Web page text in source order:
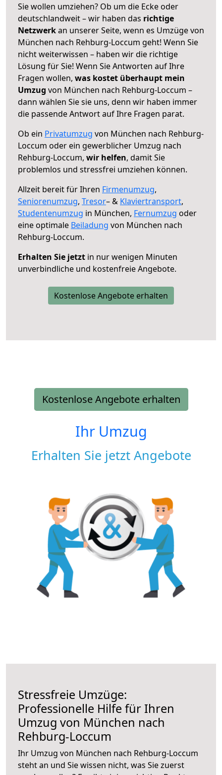
Sie wollen umziehen? Ob um die Ecke oder
deutschlandweit – wir haben das richtige
Netzwerkan unserer Seite, wenn es Umzüge von
München nach Rehburg-Loccum geht! Wenn Sie
nicht weiterwissen – haben wir die richtige
Lösung für Sie! Wenn Sie Antworten auf Ihre
Fragen wollen, was kostet überhaupt mein
Umzug von München nach Rehburg-Loccum –
dann wählen Sie sie uns, denn wir haben immer
die passende Antwort auf Ihre Fragen parat.
Ob ein Privatumzug von München nach Rehburg-
Loccum oder ein gewerblicher Umzug nach
Rehburg-Loccum, wir helfen, damit Sie
problemlos und stressfrei umziehen können.
Allzeit bereit für Ihren Firmenumzug,
Seniorenumzug, Tresor– & Klaviertransport,
Studentenumzug in München, Fernumzug oder
eine optimale Beiladung von München nach
Rehburg-Loccum.
Erhalten Sie jetzt in nur wenigen Minuten
unverbindliche und kostenfreie Angebote.
Kostenlose Angebote erhalten
Kostenlose Angebote erhalten
Ihr Umzug
Erhalten Sie jetzt Angebote
Stressfreie Umzüge:
Professionelle Hilfe für Ihren
Umzug von München nach
Rehburg-Loccum
Ihr Umzug von München nach Rehburg-Loccum
steht an und Sie wissen nicht, was Sie zuerst